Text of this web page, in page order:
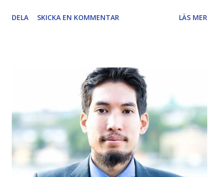
Borlänge. Det är fler än antalet svenska medborgare som,
ner till en krigszon för att ideologiskt och religiöst mörda,
skövla, plundra och våldta? På riktigt?? Jag får nog lov att
säga att jag träffar nog helst på någon slumpmässig blekfet
dumskalle från detta tåg vilken dag som helst i veckan
jämfört med en avtrubbad mördare med vapenkunskaper
och ett uttryckt heligt uppdrag att döda alla oliktänkande...
Nazismen har stått för historiens värsta folkmord –
Nordiska motståndsrörelsen förn...
DELA SKICKA EN KOMMENTAR LÄS MER